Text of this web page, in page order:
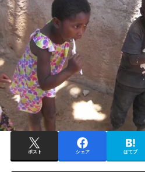
ポスト シェア はてブ